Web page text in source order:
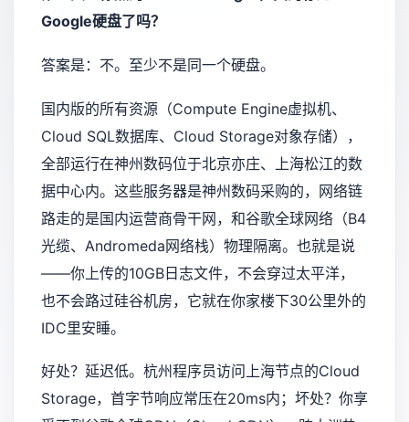
Google硬盘了吗？
答案是：不。至少不是同一个硬盘。
国内版的所有资源（Compute Engine虚拟机、
Cloud SQL数据库、Cloud Storage对象存储），
全部运行在神州数码位于北京亦庄、上海松江的数
据中心内。这些服务器是神州数码采购的，网络链
路走的是国内运营商骨干网，和谷歌全球网络（B4
光缆、Andromeda网络栈）物理隔离。也就是说
——你上传的10GB日志文件，不会穿过太平洋，
也不会路过硅谷机房，它就在你家楼下30公里外的
IDC里安睡。
好处？延迟低。杭州程序员访问上海节点的Cloud
Storage，首字节响应常压在20ms内；坏处？你享